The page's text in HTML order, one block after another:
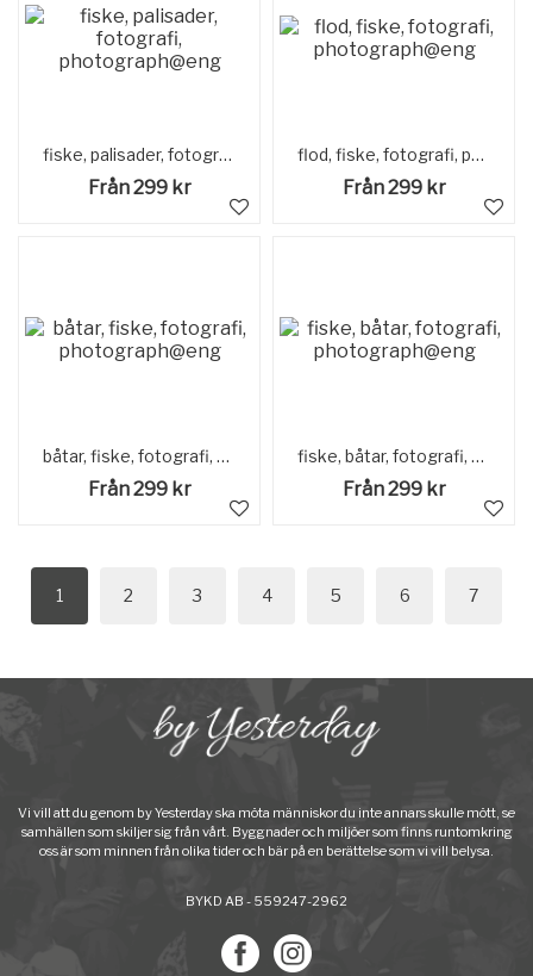
fiske, palisader, fotografi, photograph@eng
Från 299 kr
flod, fiske, fotografi, photograph@eng
Från 299 kr
båtar, fiske, fotografi, photograph@eng
Från 299 kr
fiske, båtar, fotografi, photograph@eng
Från 299 kr
1 2 3 4 5 6 7
Vi vill att du genom by Yesterday ska möta människor du inte annars skulle mött, se
samhällen som skiljer sig från vårt. Byggnader och miljöer som finns runtomkring
oss är som minnen från olika tider och bär på en berättelse som vi vill belysa.
BYKD AB - 559247-2962